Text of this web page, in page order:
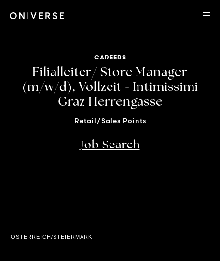
CAREERS
Filialleiter/ Store Manager
(m/w/d), Vollzeit - Intimissimi
Graz Herrengasse
Retail/Sales Points
Job Search
ÖSTERREICH/STEIERMARK